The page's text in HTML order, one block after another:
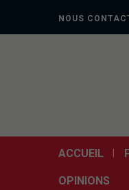
NOUS
ACCUEIL
OPINIONS